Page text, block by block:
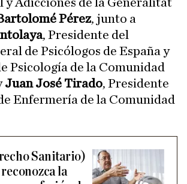
Pérez, junto a
, Presidente del
de Psicólogos de España y
Psicología de la Comunidad
Juan José Tirado, Presidente
Enfermería de la Comunidad
Sanitario)
la